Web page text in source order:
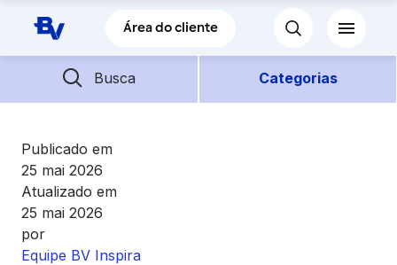
Pular para o Conteúdo principal
Área do cliente
Busca Categorias
Barra de busca
Descubra mais conteúdos
Empréstimos
Financiamentos
Empresas
Publicado em
25 mai 2026
Atualizado em
25 mai 2026
por
Equipe BV Inspira